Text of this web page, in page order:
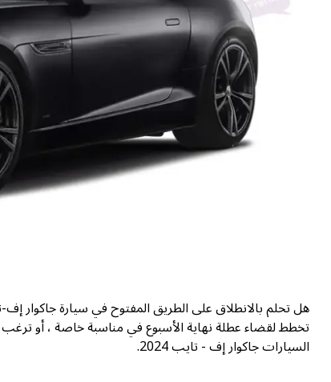
تخطط لقضاء عطلة نهاية الأسبوع في مناسبة خاصة ، أو
السيارات جاكوار إف - تايب 2024.